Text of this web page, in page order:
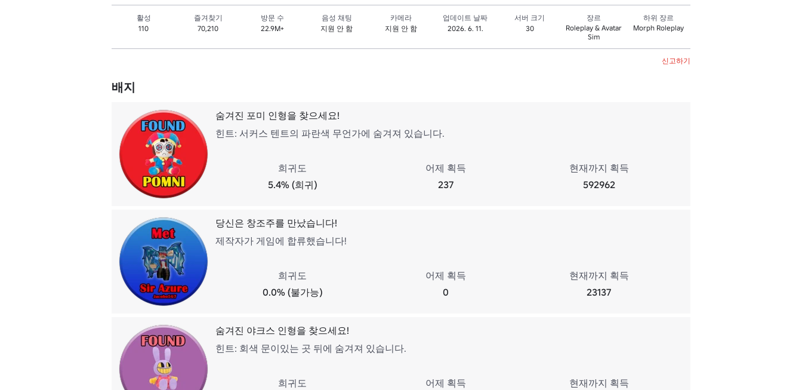
활성
110
즐겨찾기
70,210
방문 수
22.9M+
음성 채팅
지원 안 함
카메라
지원 안 함
업데이트 날짜
2026. 6. 11.
서버 크기
30
장르
Roleplay & Avatar
Sim
하위 장르
Morph Roleplay
신고하기
배지
숨겨진 포미 인형을 찾으세요!
힌트: 서커스 텐트의 파란색 무언가에 숨겨져 있습니다.
희귀도
5.4% (희귀)
어제 획득
237
현재까지 획득
592962
당신은 창조주를 만났습니다!
제작자가 게임에 합류했습니다!
희귀도
0.0% (불가능)
어제 획득
0
현재까지 획득
23137
숨겨진 야크스 인형을 찾으세요!
힌트: 회색 문이있는 곳 뒤에 숨겨져 있습니다.
희귀도
어제 획득
현재까지 획득